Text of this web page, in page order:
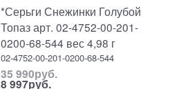
*Серьги Снежинки Голубой
Топаз арт. 02-4752-00-201-
0200-68-544 вес 4,98 г
02-4752-00-201-0200-68-544
35 990руб.
8 997руб.